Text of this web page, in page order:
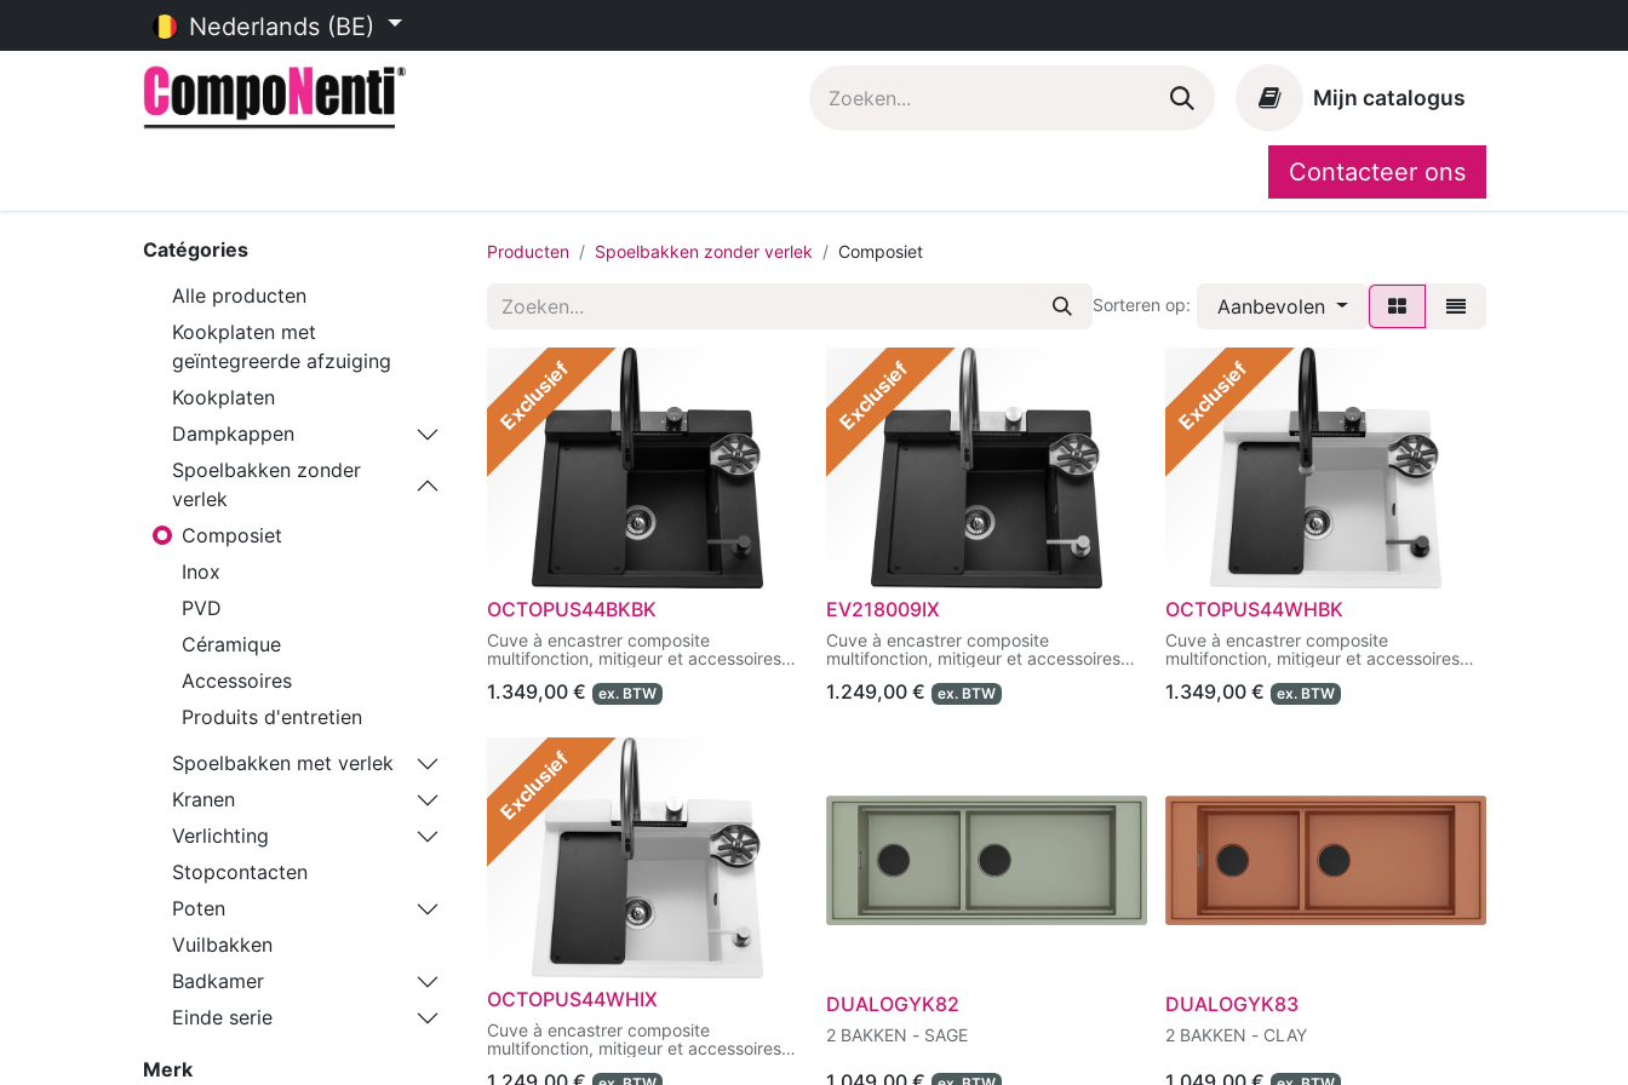
Nederlands (BE)
Mijn catalogus
CompoShop
Contacteer ons
Catégories
Alle producten
Kookplaten met
geïntegreerde afzuiging
Kookplaten
Dampkappen
Spoelbakken zonder
verlek
Composiet
Inox
PVD
Céramique
Accessoires
Produits d'entretien
Spoelbakken met verlek
Kranen
Verlichting
Stopcontacten
Poten
Vuilbakken
Badkamer
Einde serie
Merk
Producten Spoelbakken zonder verlek Composiet
Sorteren op: Aanbevolen
Exclusief
OCTOPUS44BKBK
Cuve à encastrer composite
multifonction, mitigeur et accessoires
1.349,00 € ex. BTW
Exclusief
EV218009IX
Cuve à encastrer composite
multifonction, mitigeur et accessoires
1.249,00 € ex. BTW
Exclusief
OCTOPUS44WHBK
Cuve à encastrer composite
multifonction, mitigeur et accessoires
1.349,00 € ex. BTW
Exclusief
OCTOPUS44WHIX
Cuve à encastrer composite
multifonction, mitigeur et accessoires
DUALOGYK82
2 BAKKEN - SAGE
DUALOGYK83
2 BAKKEN - CLAY